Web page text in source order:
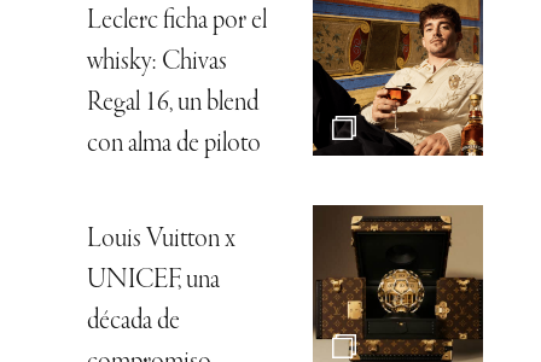
Leclerc ficha por el
whisky: Chivas
Regal 16, un blend
con alma de piloto
Louis Vuitton x
UNICEF, una
década de